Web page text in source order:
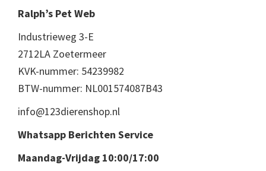
Ralph’s Pet Web
Industrieweg 3-E
2712LA Zoetermeer
KVK-nummer: 54239982
BTW-nummer: NL001574087B43
info@123dierenshop.nl
Whatsapp Berichten Service
Maandag-Vrijdag 10:00/17:00